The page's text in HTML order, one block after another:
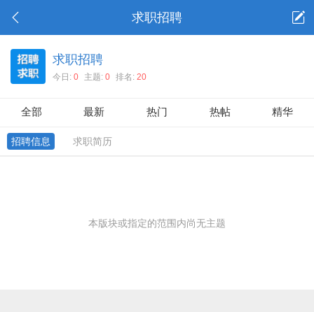
求职招聘
求职招聘
今日:0 主题:0 排名:20
全部 最新 热门 热帖 精华
招聘信息 求职简历
本版块或指定的范围内尚无主题